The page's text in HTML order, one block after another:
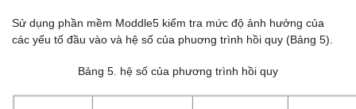
Sử dụng phần mềm Moddle5 kiểm tra mức độ ảnh hưởng của
các yếu tố đầu vào và hệ số của phuơng trình hồi quy (Bảng 5).
Bảng 5. hệ số của phương trình hồi quy